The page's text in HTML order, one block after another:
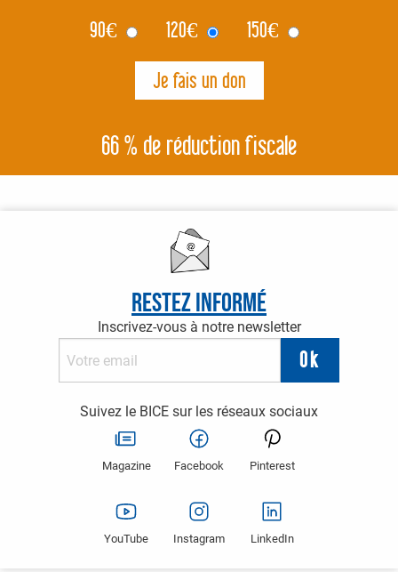
90€ 120€ 150€
66 % de réduction fiscale
Restez informé
Inscrivez-vous à notre newsletter
Suivez le BICE sur les réseaux sociaux
Magazine Facebook Pinterest
YouTube Instagram LinkedIn